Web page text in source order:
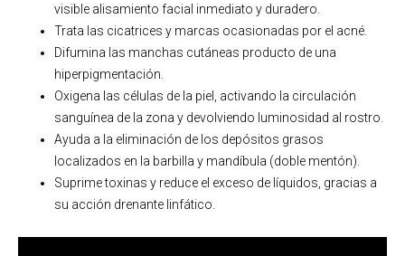
visible alisamiento facial inmediato y duradero.
Trata las cicatrices y marcas ocasionadas por el acné.
Difumina las manchas cutáneas producto de una
hiperpigmentación.
Oxigena las células de la piel, activando la circulación
sanguínea de la zona y devolviendo luminosidad al rostro.
Ayuda a la eliminación de los depósitos grasos
localizados en la barbilla y mandíbula (doble mentón).
Suprime toxinas y reduce el exceso de líquidos, gracias a
su acción drenante linfático.